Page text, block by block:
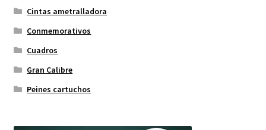
Cintas ametralladora
Conmemorativos
Cuadros
Gran Calibre
Peines cartuchos